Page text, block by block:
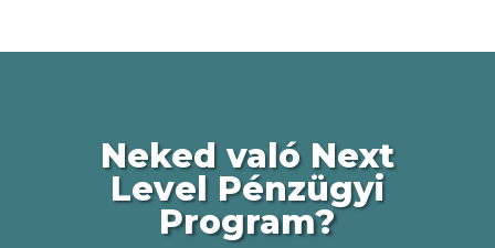
Neked való Next
Level Pénzügyi
Program?